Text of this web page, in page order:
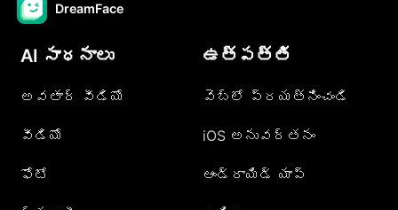
DreamFace
AI సాధనాలు
అవతార్ వీడియో
వీడియో
ఫోటో
ఉత్పత్తి
వెబ్లో ప్రయత్నించండి
iOS అనువర్తనం
ఆండ్రాయిడ్ యాప్